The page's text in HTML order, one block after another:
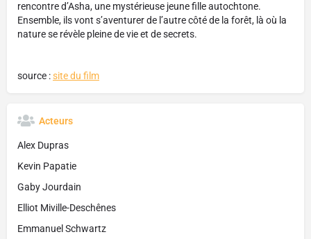
rencontre d’Asha, une mystérieuse jeune fille autochtone.
Ensemble, ils vont s’aventurer de l’autre côté de la forêt, là où la
nature se révèle pleine de vie et de secrets.
source :site du film
Acteurs
Alex Dupras
Kevin Papatie
Gaby Jourdain
Elliot Miville-Deschênes
Emmanuel Schwartz